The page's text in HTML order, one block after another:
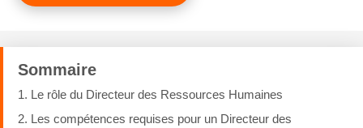
Sommaire
1. Le rôle du Directeur des Ressources Humaines
2. Les compétences requises pour un Directeur des